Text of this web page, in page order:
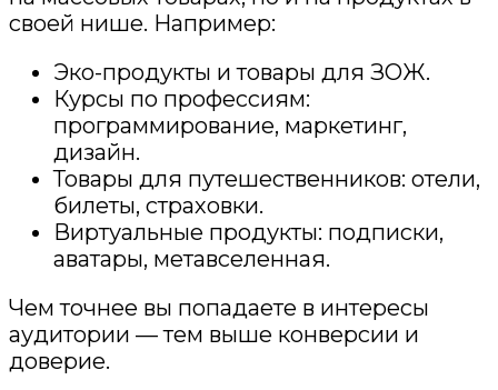
своей нише. Например:
Эко-продукты и товары для ЗОЖ.
Курсы по профессиям:
программирование, маркетинг,
дизайн.
Товары для путешественников: отели,
билеты, страховки.
Виртуальные продукты: подписки,
аватары, метавселенная.
Чем точнее вы попадаете в интересы
аудитории — тем выше конверсии и
доверие.